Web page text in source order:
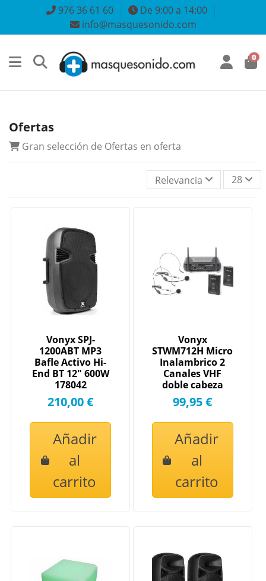
976 36 61 60
De 9:00 a 14:00
info@masquesonido.com
0
Ofertas
Gran selección de Ofertas en oferta
Relevancia 28
Vonyx SPJ-
1200ABT MP3
Bafle Activo Hi-
End BT 12" 600W
178042
210,00 €
Añadir
al
carrito
Vonyx
STWM712H Micro
Inalambrico 2
Canales VHF
doble cabeza
179178
99,95 €
Añadir
al
carrito